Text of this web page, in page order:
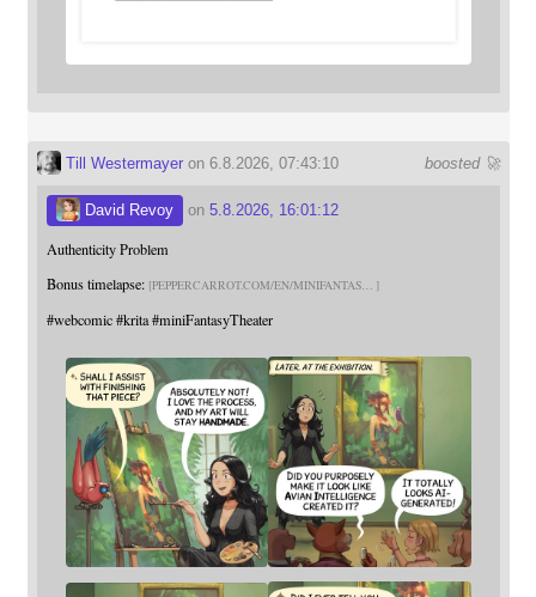
boosted 🚀
Till Westermayeron 6.8.2026, 07:43:10
David Revoy on 5.8.2026, 16:01:12
Authenticity Problem
Bonus timelapse: PEPPERCARROT.COM/EN/MINIFANTAS
#webcomic #krita #miniFantasyTheater